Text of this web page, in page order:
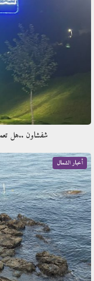
شفشاون ..هل
أخبار الشمال